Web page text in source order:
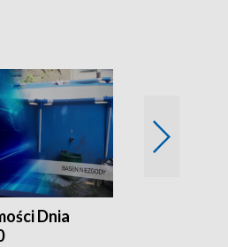
Dnia